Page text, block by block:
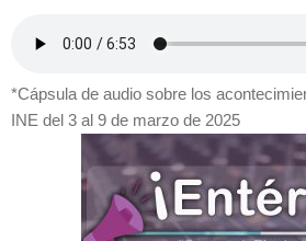
*Cápsula de audio sobre los
INE del 3 al 9 de marzo de 2025